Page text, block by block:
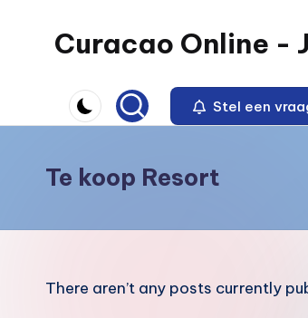
Curacao Online -
gids
voor
op
Curacao
Stel een
Te koop Resort
There aren’t any posts currently